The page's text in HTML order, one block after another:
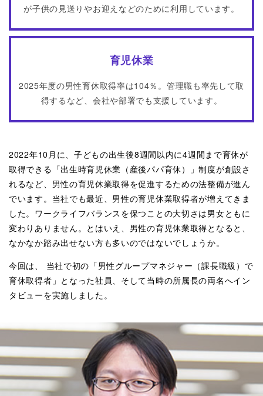
が子供の見送りやお迎えなどのために利用しています。
育児休業
2025年度の男性育休取得率は104％。管理職も率先して取
得するなど、会社や部署でも支援しています。
2022年10月に、子どもの出生後8週間以内に4週間まで育休が
取得できる「出生時育児休業（産後パパ育休）」制度が創設さ
れるなど、男性の育児休業取得を促進するための法整備が進ん
でいます。当社でも最近、男性の育児休業取得者が増えてきま
した。ワークライフバランスを保つことの大切さは男女ともに
変わりありません。とはいえ、男性の育児休業取得となると、
なかなか踏み出せない方も多いのではないでしょうか。
今回は、 当社で初の「男性グループマネジャー（課長職級）で
育休取得者」となった社員、そして当時の所属長の両名へイン
タビューを実施しました。